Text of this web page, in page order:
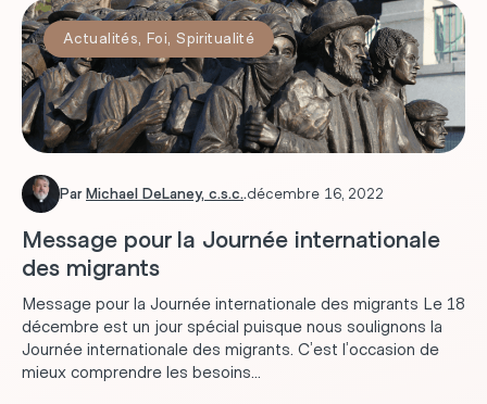
Actualités, Foi,Spiritualité
Par Michael DeLaney, c.s.c..décembre 16, 2022
Message pour la Journée internationale
des migrants
Message pour la Journée internationale des migrants Le 18
décembre est un jour spécial puisque nous soulignons la
Journée internationale des migrants. C’est l’occasion de
mieux comprendre les besoins...